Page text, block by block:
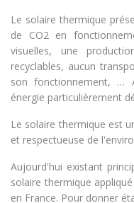
Le solaire thermique
de CO2 en
visuelles, une
recyclables, aucun
son fonctionnement, …
énergie particulièrement
Le solaire thermique est
et respectueuse de
Aujourd'hui existant
solaire thermique
en France. Pour donner